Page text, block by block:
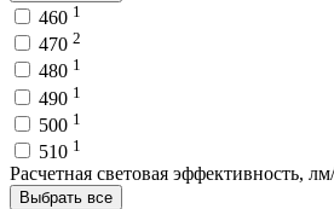
460 1
470 2
480 1
490 1
500 1
510 1
Расчетная световая эффективность,
Выбрать все